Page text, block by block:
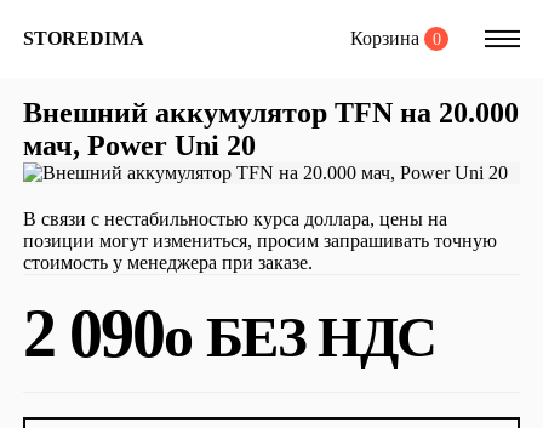
STOREDIMA Корзина 0
Внешний аккумулятор TFN на 20.000
мач, Power Uni 20
В связи с нестабильностью курса доллара, цены на
позиции могут измениться, просим запрашивать точную
стоимость у менеджера при заказе.
2 090o БЕЗ НДС